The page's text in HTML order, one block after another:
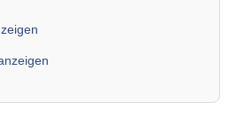
Vermietung
Planenanhänger,
3 Seitenkippanhänger ,